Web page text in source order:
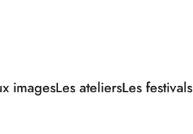
imagesLes ateliersLes festivals